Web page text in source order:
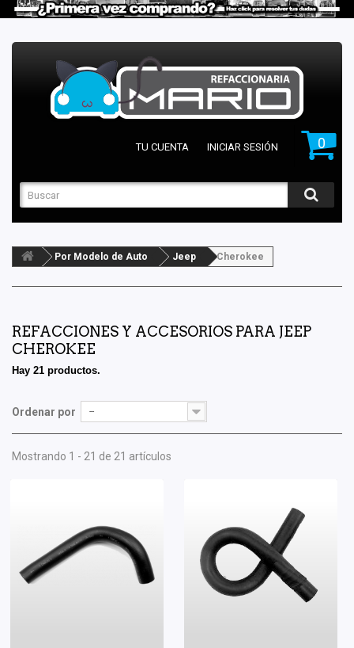
0
TU CUENTA INICIAR SESIÓN
Por Modelo de Auto Jeep Cherokee
REFACCIONES Y ACCESORIOS PARA JEEP
CHEROKEE
Hay 21 productos.
Ordenar por --
Mostrando 1 - 21 de 21 artículos